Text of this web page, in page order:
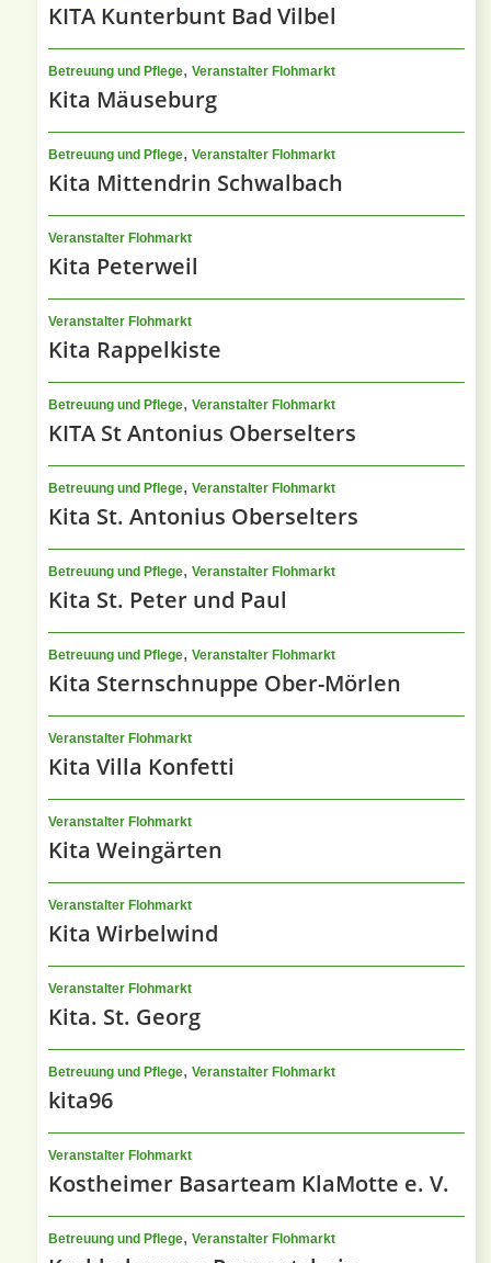
KITA Kunterbunt Bad Vilbel
Betreuung und Pflege, Veranstalter Flohmarkt
Kita Mäuseburg
Betreuung und Pflege, Veranstalter Flohmarkt
Kita Mittendrin Schwalbach
Veranstalter Flohmarkt
Kita Peterweil
Veranstalter Flohmarkt
Kita Rappelkiste
Betreuung und Pflege, Veranstalter Flohmarkt
KITA St Antonius Oberselters
Betreuung und Pflege, Veranstalter Flohmarkt
Kita St. Antonius Oberselters
Betreuung und Pflege, Veranstalter Flohmarkt
Kita St. Peter und Paul
Betreuung und Pflege, Veranstalter Flohmarkt
Kita Sternschnuppe Ober-Mörlen
Veranstalter Flohmarkt
Kita Villa Konfetti
Veranstalter Flohmarkt
Kita Weingärten
Veranstalter Flohmarkt
Kita Wirbelwind
Veranstalter Flohmarkt
Kita. St. Georg
Betreuung und Pflege, Veranstalter Flohmarkt
kita96
Veranstalter Flohmarkt
Kostheimer Basarteam KlaMotte e. V.
Betreuung und Pflege, Veranstalter Flohmarkt